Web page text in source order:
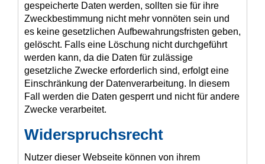
gespeicherte Daten werden, sollten sie für ihre
Zweckbestimmung nicht mehr vonnöten sein und
es keine gesetzlichen Aufbewahrungsfristen geben,
gelöscht. Falls eine Löschung nicht durchgeführt
werden kann, da die Daten für zulässige
gesetzliche Zwecke erforderlich sind, erfolgt eine
Einschränkung der Datenverarbeitung. In diesem
Fall werden die Daten gesperrt und nicht für andere
Zwecke verarbeitet.
Widerspruchsrecht
Nutzer dieser Webseite können von ihrem